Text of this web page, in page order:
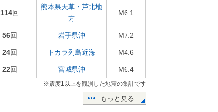
114回
熊本県天草・芦北地
方
M6.1
56回 岩手県沖 M7.2
24回 トカラ列島近海 M4.6
22回 宮城県沖 M6.4
※震度1以上を観測した地震の集計です
もっと見る